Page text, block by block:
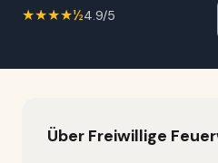
★★★★½4.9/5
Über Freiwillige